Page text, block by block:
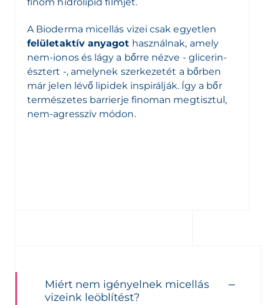
A Bioderma micellás vizei csak egyetlen
felületaktív anyagot használnak, amely
nem-ionos és lágy a bőrre nézve - glicerin-
észtert -, amelynek szerkezetét a bőrben
már jelen lévő lipidek inspirálják. Így a bőr
természetes barrierje finoman megtisztul,
nem-agresszív módon.
Miért nem igényelnek micellás
vizeink leöblítést?